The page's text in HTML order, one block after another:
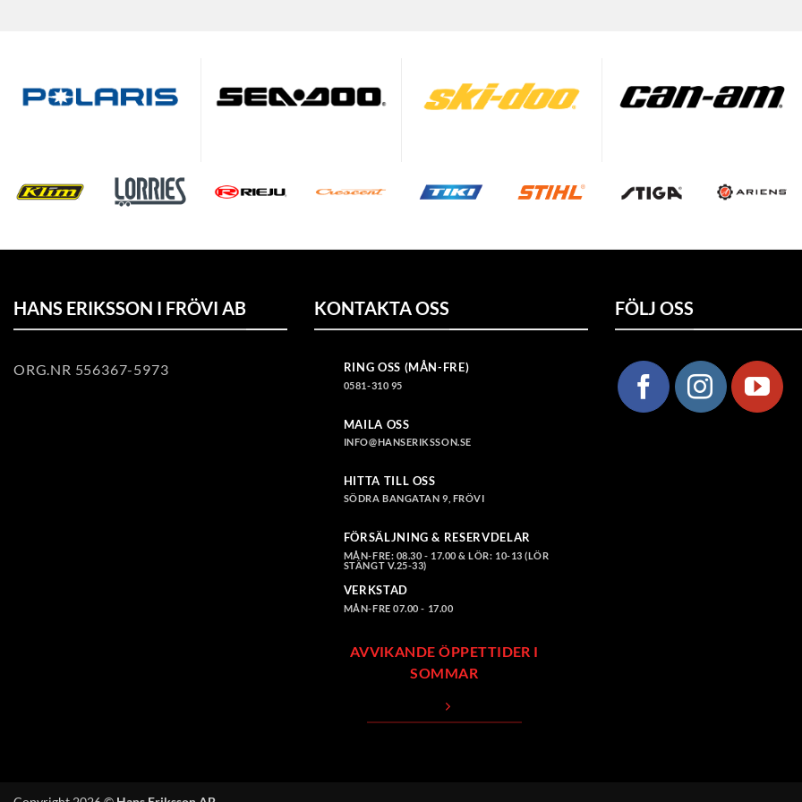
HANS ERIKSSON I FRÖVI AB
ORG.NR 556367-5973
KONTAKTA OSS
RING OSS (MÅN-FRE)
0581-310 95
MAILA OSS
INFO@HANSERIKSSON.SE
HITTA TILL OSS
SÖDRA BANGATAN 9, FRÖVI
FÖRSÄLJNING & RESERVDELAR
MÅN-FRE: 08.30 - 17.00 & LÖR: 10-13 (LÖR
STÄNGT V.25-33)
VERKSTAD
MÅN-FRE 07.00 - 17.00
AVVIKANDE ÖPPETTIDER I
SOMMAR
FÖLJ OSS